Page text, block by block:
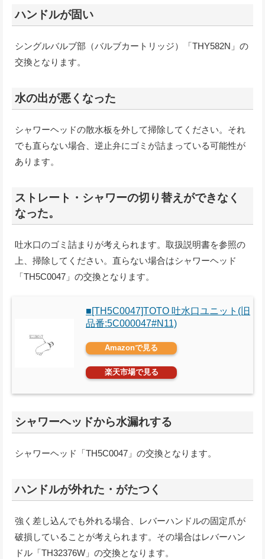
ハンドルが固い
シングルバルブ部（バルブカートリッジ）「THY582N」の
交換となります。
水の出が悪くなった
シャワーヘッドの散水板を外して掃除してください。それ
でも直らない場合、逆止弁にゴミが詰まっている可能性が
あります。
ストレート・シャワーの切り替えができなく
なった。
吐水口のゴミ詰まりが考えられます。取扱説明書を参照の
上、掃除してください。直らない場合はシャワーヘッド
「TH5C0047」の交換となります。
■[TH5C0047]TOTO 吐水口ユニット(旧
品番:5C000047#N11)
Amazonで見る
楽天市場で見る
シャワーヘッドから水漏れする
シャワーヘッド「TH5C0047」の交換となります。
ハンドルが外れた・がたつく
強く差し込んでも外れる場合、レバーハンドルの固定爪が
破損していることが考えられます。その場合はレバーハン
ドル「TH32376W」の交換となります。